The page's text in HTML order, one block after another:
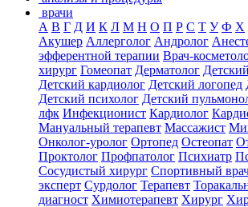
врачи
А В Г Д И К Л М Н О П Р С Т У Ф Х
Акушер Аллерголог Андролог
эфферентной терапии Врач-
хирург Гомеопат Дерматолог
Детский кардиолог Детский логопед
Детский психолог Детский
лфк Инфекционист Кардиолог
Мануальный терапевт Массажист
Онколог-уролог Ортопед Остеопат
Проктолог Профпатолог Психиатр
Сосудистый хирург Спортивный
эксперт Сурдолог Терапевт
диагност Химиотерапевт Хирург